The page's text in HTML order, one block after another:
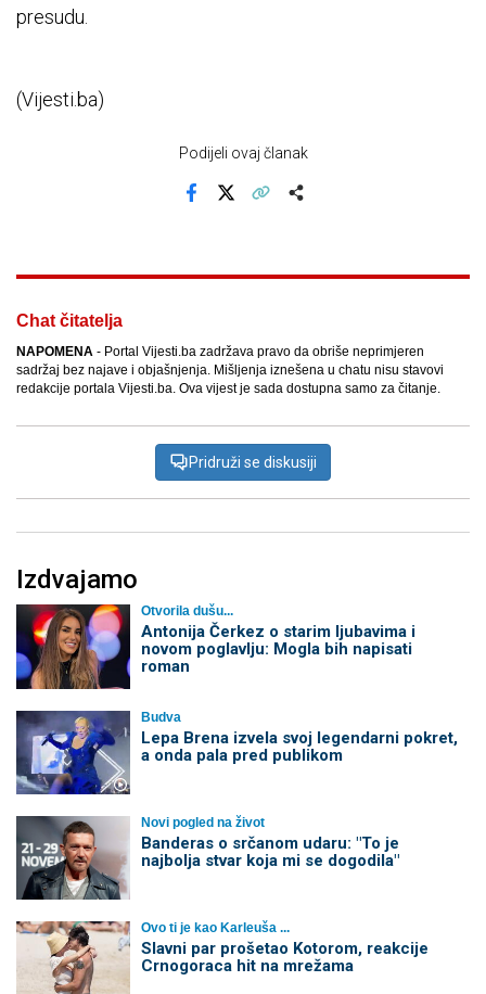
presudu.
(Vijesti.ba)
Podijeli ovaj članak
Chat čitatelja
NAPOMENA - Portal Vijesti.ba zadržava pravo da obriše neprimjeren
sadržaj bez najave i objašnjenja. Mišljenja iznešena u chatu nisu stavovi
redakcije portala Vijesti.ba. Ova vijest je sada dostupna samo za čitanje.
Pridruži se diskusiji
Izdvajamo
Otvorila dušu...
Antonija Čerkez o starim ljubavima i
novom poglavlju: Mogla bih napisati
roman
Budva
Lepa Brena izvela svoj legendarni pokret,
a onda pala pred publikom
Novi pogled na život
Banderas o srčanom udaru: "To je
najbolja stvar koja mi se dogodila"
Ovo ti je kao Karleuša ...
Slavni par prošetao Kotorom, reakcije
Crnogoraca hit na mrežama